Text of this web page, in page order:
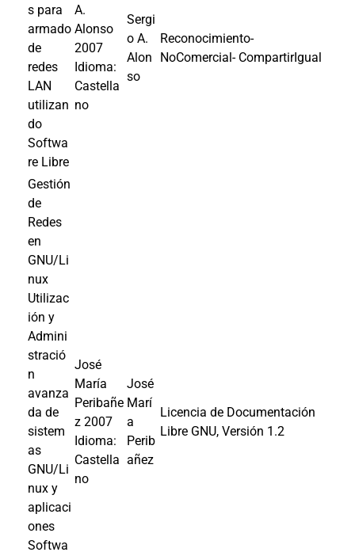
s para
armado
de
redes
LAN
utilizan
do
Softwa
re Libre
A.
Alonso
2007
Idioma:
Castella
no
Sergi
o A.
Alon
so
Reconocimiento-
NoComercial- CompartirIgual
Gestión
de
Redes
en
GNU/Li
nux
Utilizac
ión y
Admini
stració
n
avanza
da de
sistem
as
GNU/Li
nux y
aplicaci
ones
Softwa
José
María
Peribañe
z 2007
Idioma:
Castella
no
José
Marí
a
Perib
añez
Licencia de Documentación
Libre GNU, Versión 1.2